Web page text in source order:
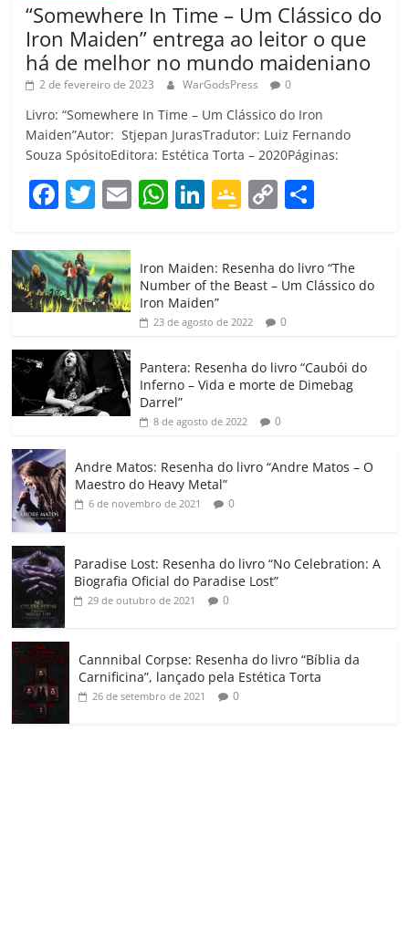
“Somewhere In Time – Um Clássico do
Iron Maiden” entrega ao leitor o que
há de melhor no mundo maideniano
2 de fevereiro de 2023 WarGodsPress 0
Livro: “Somewhere In Time – Um Clássico do Iron
Maiden”Autor: Stjepan JurasTradutor: Luiz Fernando
Souza SpósitoEditora: Estética Torta – 2020Páginas:
F
c
e
b
o
o
k
T
itt
er
E W
at
s
A
p
Li
e
dI
G
gl
e
Cl
a
ss
ro
o
C
p
y
Li
k
m
p
h
ar
Iron Maiden: Resenha do livro “The
Number of the Beast – Um Clássico do
Iron Maiden”
23 de agosto de 2022 0
Pantera: Resenha do livro “Caubói do
Inferno – Vida e morte de Dimebag
Darrel”
8 de agosto de 2022 0
Andre Matos: Resenha do livro “Andre Matos – O
Maestro do Heavy Metal”
6 de novembro de 2021 0
Paradise Lost: Resenha do livro “No Celebration: A
Biografia Oficial do Paradise Lost”
29 de outubro de 2021 0
Cannnibal Corpse: Resenha do livro “Bíblia da
Carnificina”, lançado pela Estética Torta
26 de setembro de 2021 0